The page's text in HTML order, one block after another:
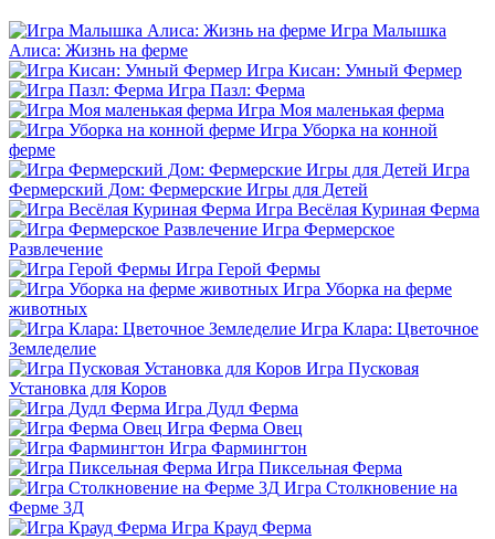
Игра Малышка
Алиса: Жизнь на ферме
Игра Кисан: Умный Фермер
Игра Пазл: Ферма
Игра Моя маленькая ферма
Игра Уборка на конной
ферме
Игра
Фермерский Дом: Фермерские Игры для Детей
Игра Весёлая Куриная Ферма
Игра Фермерское
Развлечение
Игра Герой Фермы
Игра Уборка на ферме
животных
Игра Клара: Цветочное
Земледелие
Игра Пусковая
Установка для Коров
Игра Дудл Ферма
Игра Ферма Овец
Игра Фармингтон
Игра Пиксельная Ферма
Игра Столкновение на
Ферме 3Д
Игра Крауд Ферма